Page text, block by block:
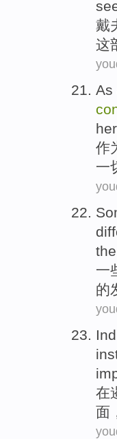
戴
这
As
作
一
the
一
的
在
面